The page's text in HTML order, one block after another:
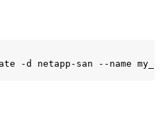
-d netapp-san --name